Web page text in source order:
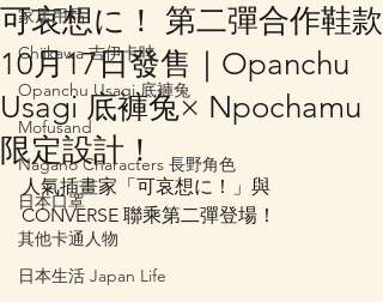
家居用品
Chiikawa 吉伊卡哇
Opanchu Usagi 底褲兔
Mofusand
Nagano Characters 長野角色
日本口罩
其他卡通人物
日本生活 Japan Life
可哀想に！ 第二彈合作鞋款
10月17日發售｜Opanchu
Usagi 底褲兔× Npochamu
限定設計！
人氣插畫家「可哀想に！」與
CONVERSE 聯乘第二彈登場！